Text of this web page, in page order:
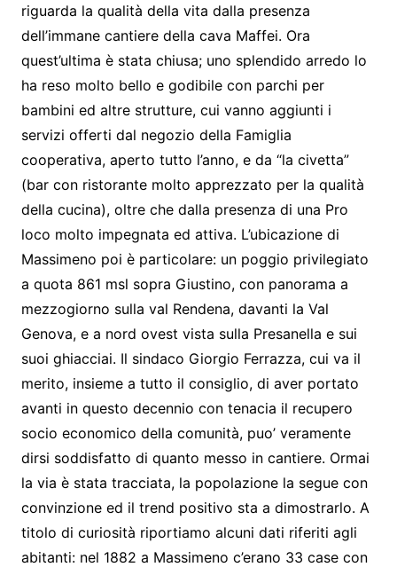
riguarda la qualità della vita dalla presenza
dell’immane cantiere della cava Maffei. Ora
quest’ultima è stata chiusa; uno splendido arredo lo
ha reso molto bello e godibile con parchi per
bambini ed altre strutture, cui vanno aggiunti i
servizi offerti dal negozio della Famiglia
cooperativa, aperto tutto l’anno, e da “la civetta”
(bar con ristorante molto apprezzato per la qualità
della cucina), oltre che dalla presenza di una Pro
loco molto impegnata ed attiva. L’ubicazione di
Massimeno poi è particolare: un poggio privilegiato
a quota 861 msl sopra Giustino, con panorama a
mezzogiorno sulla val Rendena, davanti la Val
Genova, e a nord ovest vista sulla Presanella e sui
suoi ghiacciai. Il sindaco Giorgio Ferrazza, cui va il
merito, insieme a tutto il consiglio, di aver portato
avanti in questo decennio con tenacia il recupero
socio economico della comunità, puo’ veramente
dirsi soddisfatto di quanto messo in cantiere. Ormai
la via è stata tracciata, la popolazione la segue con
convinzione ed il trend positivo sta a dimostrarlo. A
titolo di curiosità riportiamo alcuni dati riferiti agli
abitanti: nel 1882 a Massimeno c’erano 33 case con